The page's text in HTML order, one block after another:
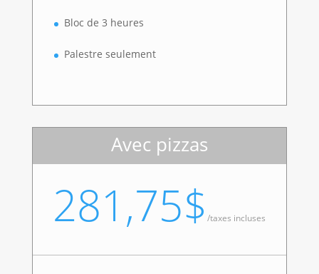
Bloc de 3 heures
Palestre seulement
Avec pizzas
281,75$/taxes incluses